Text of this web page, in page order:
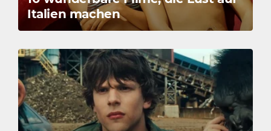
Italien machen